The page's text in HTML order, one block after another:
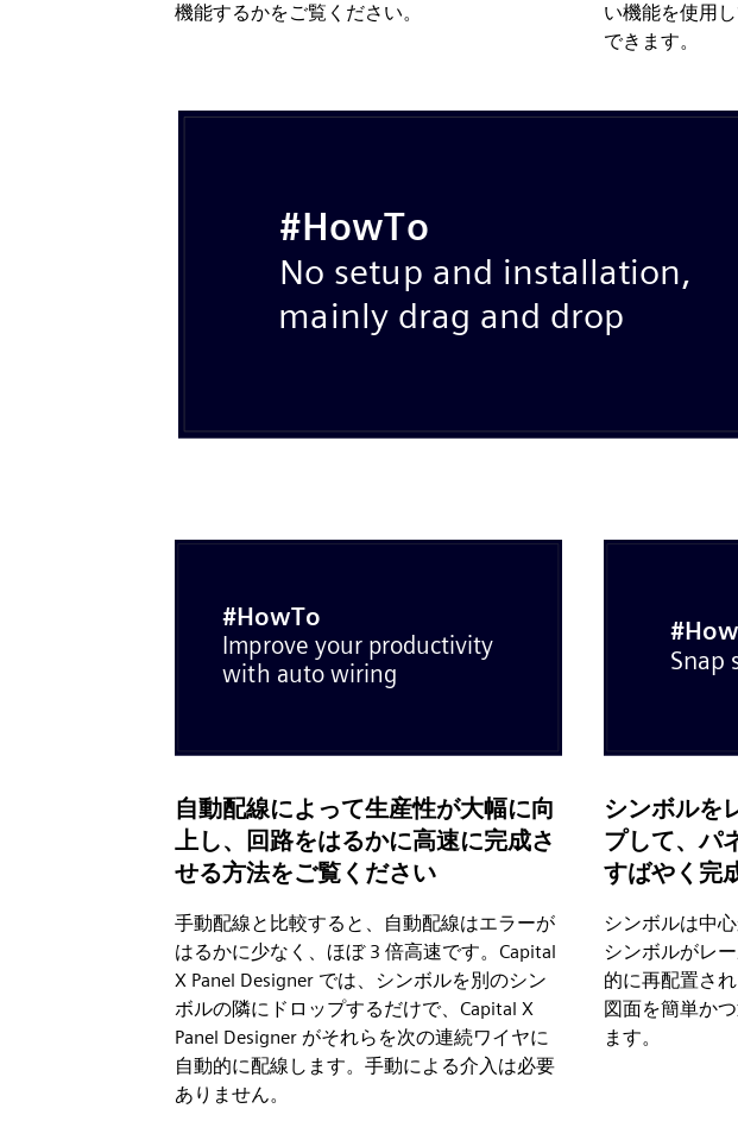
機能するかをご覧ください。
い機能を使用
できます。
自動配線によって生産性が大幅に向
上し、回路をはるかに高速に完成さ
せる方法をご覧ください
手動配線と比較すると、自動配線はエラーが
はるかに少なく、ほぼ 3 倍高速です。Capital
X Panel Designer では、シンボルを別のシン
ボルの隣にドロップするだけで、Capital X
Panel Designer がそれらを次の連続ワイヤに
自動的に配線します。手動による介入は必要
ありません。
シンボルを
プして、パ
すばやく完
シンボルは中
シンボルがレ
的に再配置さ
図面を簡単か
ます。